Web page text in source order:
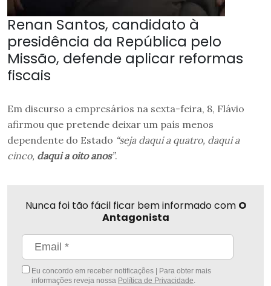
Renan Santos, candidato à
presidência da República pelo
Missão, defende aplicar reformas
fiscais
Em discurso a empresários na sexta-feira, 8, Flávio
afirmou que pretende deixar um país menos
dependente do Estado “seja daqui a quatro, daqui a
cinco, daqui a oito anos”.
Nunca foi tão fácil ficar bem informado com O
Antagonista
Eu concordo em receber notificações | Para obter mais
informações reveja nossa Política de Privacidade.